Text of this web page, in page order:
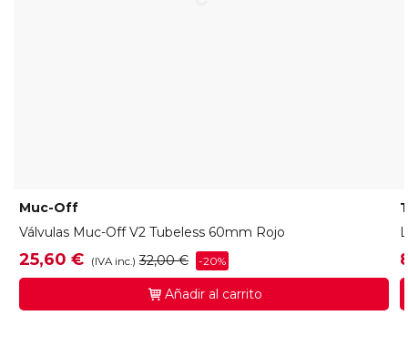
Muc-Off
Válvulas Muc-Off V2 Tubeless 60mm Rojo
25,60 € (IVA inc.) 32,00 € -20%
Añadir al carrito